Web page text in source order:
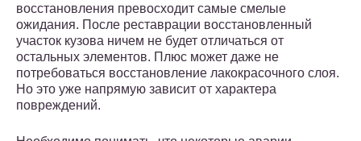
восстановления превосходит самые смелые
ожидания. После реставрации восстановленный
участок кузова ничем не будет отличаться от
остальных элементов. Плюс может даже не
потребоваться восстановление лакокрасочного слоя.
Но это уже напрямую зависит от характера
повреждений.